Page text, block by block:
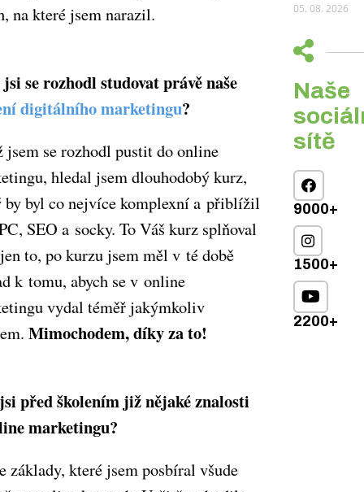
na které jsem narazil.
se rozhodl studovat právě naše
digitálního marketingu?
jsem se rozhodl pustit do online
hledal jsem dlouhodobý kurz,
by byl co nejvíce komplexní a přiblížil
SEO a socky. To Váš kurz splňoval
to, po kurzu jsem měl v té době
k tomu, abych se v online
vydal téměř jakýmkoliv
Mimochodem, díky za to!
před školením již nějaké znalosti
marketingu?
základy, které jsem posbíral všude
05. 08. 2026
Naše
sítě
9000+
1500+
2200+